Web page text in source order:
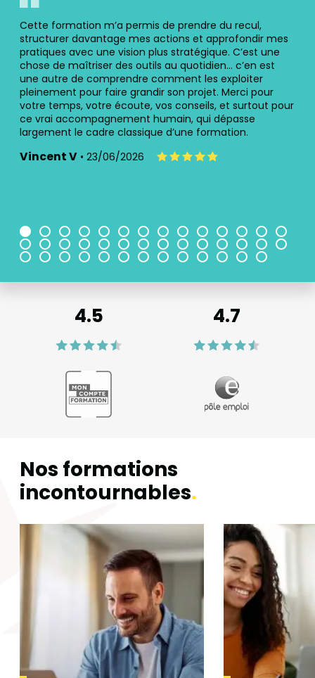
Cette formation m’a permis de prendre du recul,
structurer davantage mes actions et approfondir mes
pratiques avec une vision plus stratégique. C’est une
chose de maîtriser des outils au quotidien… c’en est
une autre de comprendre comment les exploiter
pleinement pour faire grandir son projet. Merci pour
votre temps, votre écoute, vos conseils, et surtout pour
ce vrai accompagnement humain, qui dépasse
largement le cadre classique d’une formation.
Vincent V • 23/06/2026
4.7
Nos formations
incontournables